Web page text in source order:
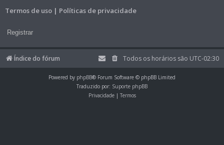
Termos de uso | Políticas de privacidade
Registrar
Índice do fórum Todos os horários são UTC-02:30
Powered by phpBB® Forum Software © phpBB Limited
Traduzido por: Suporte phpBB
Privacidade| Termos